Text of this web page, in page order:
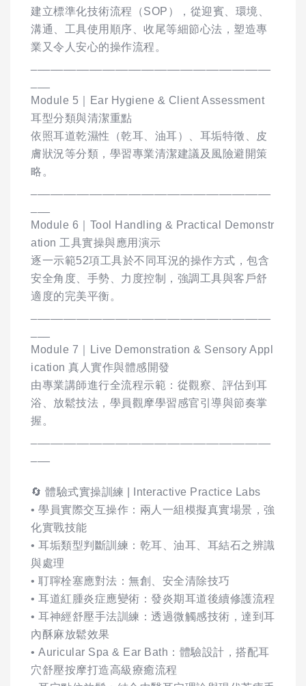
建立標準化技術流程（SOP），從迎賓、環境、
溝通、工具使用順序、收尾等細節心法，塑造專
業又令人安心的操作流程。
Module 5｜Ear Hygiene & Client Assessment
耳型分類與清潔重點
依照耳道乾濕性（乾耳、油耳）、耳垢特徵、皮
膚狀況等分類，學習專業清潔建議及風險避開策
略。
Module 6｜Tool Handling & Practical Demonstr
ation 工具實操與應用演示
逐一示範52項工具於不同耳況的操作方式，包含
安全角度、手勢、力度控制，強調工具與客戶舒
適度的完美平衡。
Module 7｜Live Demonstration & Sensory Appl
ication 真人實作與體感開發
由專業講師進行全流程示範：從觀察、評估到耳
浴、放鬆技法，學員觀摩學習感官引導與節奏掌
握。
🔄 體驗式實操訓練 | Interactive Practice Labs
• 學員實際交互操作：兩人一組模擬真實場景，強
化實戰技能
• 耳垢類型判斷訓練：乾耳、油耳、耳結石之辨識
與處理
• 耵聹栓塞應對法：無創、安全清除技巧
• 耳道紅腫炎症應變術：發炎期耳道後續修護流程
• 耳神經舒壓手法訓練：透過微觸感技術，達到耳
內酥麻放鬆效果
• Auricular Spa & Ear Bath：體驗設計，搭配耳
穴舒壓按摩打造高級療癒流程